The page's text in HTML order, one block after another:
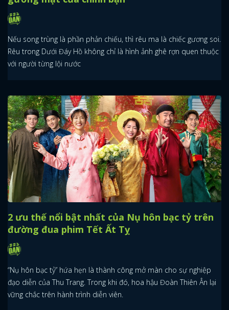
Nếu song trùng là phần phản chiếu, thì rêu ma là chiếc gương soi.
Rêu trong Dưới Đáy Hồ không chỉ là hình ảnh ghê rợn quen thuộc
với người từng lội nước
2 ưu thế nổi bật nhất của Nụ hôn bạc tỷ trên
đường đua phim Tết Ất Tỵ
“Nụ hôn bạc tỷ” hứa hẹn là thành công mở màn cho sự nghiệp
đạo diễn của Thu Trang. Trong khi đó, hoa hậu Đoàn Thiên Ân lại
vững chắc trên hành trình diễn viên.